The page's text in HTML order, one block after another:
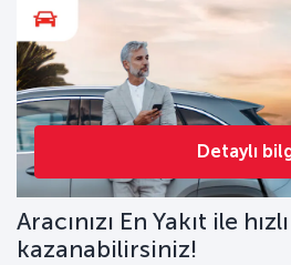
Detaylı
Aracınızı En Yakıt ile
kazanabilirsiniz!